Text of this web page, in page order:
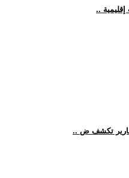
تكشف ض